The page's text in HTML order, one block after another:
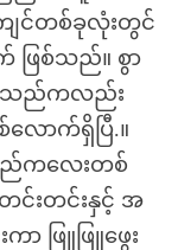
ျင်တစ်ခုလုံးတွင်
ြစ်သည်။ စွာ
းသည်ကလည်း
ောက်ရှိပြီ.။
ည်ကလေးတစ်
င်းတင်းနှင့် အ
ာ ဖြူဖြူဖွေး